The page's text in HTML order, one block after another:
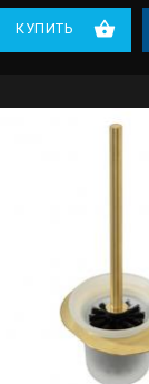
КУПИТЬ